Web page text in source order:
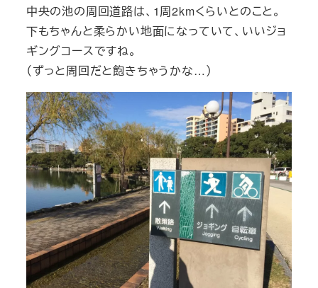
中央の池の周回道路は、1周2kmくらいとのこと。
下もちゃんと柔らかい地面になっていて、いいジョ
ギングコースですね。
（ずっと周回だと飽きちゃうかな…）